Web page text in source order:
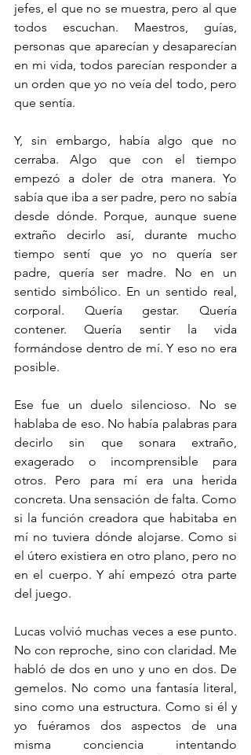
jefes, el que no se muestra, pero al que
todos escuchan. Maestros, guías,
personas que aparecían y desaparecían
en mi vida, todos parecían responder a
un orden que yo no veía del todo, pero
que sentía.
Y, sin embargo, había algo que no
cerraba. Algo que con el tiempo
empezó a doler de otra manera. Yo
sabía que iba a ser padre, pero no sabía
desde dónde. Porque, aunque suene
extraño decirlo así, durante mucho
tiempo sentí que yo no quería ser
padre, quería ser madre. No en un
sentido simbólico. En un sentido real,
corporal. Quería gestar. Quería
contener. Quería sentir la vida
formándose dentro de mí. Y eso no era
posible.
Ese fue un duelo silencioso. No se
hablaba de eso. No había palabras para
decirlo sin que sonara extraño,
exagerado o incomprensible para
otros. Pero para mí era una herida
concreta. Una sensación de falta. Como
si la función creadora que habitaba en
mí no tuviera dónde alojarse. Como si
el útero existiera en otro plano, pero no
en el cuerpo. Y ahí empezó otra parte
del juego.
Lucas volvió muchas veces a ese punto.
No con reproche, sino con claridad. Me
habló de dos en uno y uno en dos. De
gemelos. No como una fantasía literal,
sino como una estructura. Como si él y
yo fuéramos dos aspectos de una
misma conciencia intentando